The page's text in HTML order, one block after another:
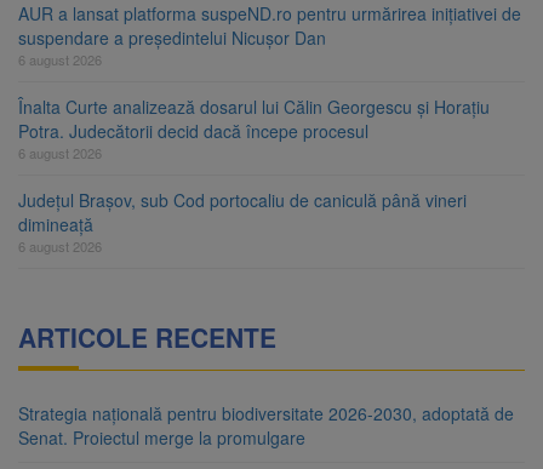
AUR a lansat platforma suspeND.ro pentru urmărirea inițiativei de
suspendare a președintelui Nicușor Dan
6 august 2026
Înalta Curte analizează dosarul lui Călin Georgescu și Horațiu
Potra. Judecătorii decid dacă începe procesul
6 august 2026
Județul Brașov, sub Cod portocaliu de caniculă până vineri
dimineață
6 august 2026
ARTICOLE RECENTE
Strategia națională pentru biodiversitate 2026-2030, adoptată de
Senat. Proiectul merge la promulgare